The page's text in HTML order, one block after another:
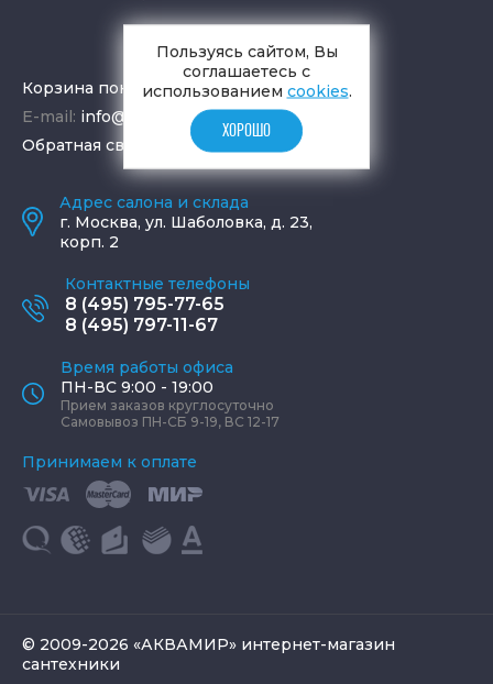
Корзина покупок
E-mail: info@aquamir.ru
Обратная связь
Адрес салона и склада
г. Москва, ул. Шаболовка, д. 23,
корп. 2
Контактные телефоны
8 (495) 795-77-65
8 (495) 797-11-67
Время работы офиса
ПН-ВС 9:00 - 19:00
Прием заказов круглосуточно
Самовывоз ПН-СБ 9-19, ВС 12-17
Принимаем к оплате
© 2009-2026 «АКВАМИР» интернет-магазин
сантехники
Пользуясь сайтом, Вы
соглашаетесь с
использованием cookies.
ХОРОШО